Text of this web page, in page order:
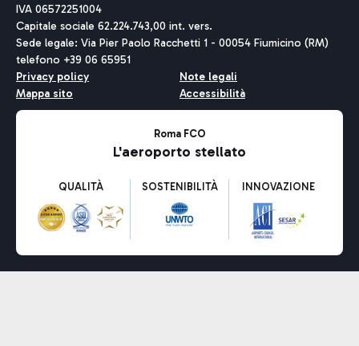
IVA 06572251004
Capitale sociale 62.224.743,00 int. vers.
Sede legale: Via Pier Paolo Racchetti 1 - 00054 Fiumicino (RM)
telefono +39 06 65951
Privacy policy
Note legali
Mappa sito
Accessibilità
Roma FCO
L'aeroporto stellato
QUALITÀ SOSTENIBILITÀ INNOVAZIONE